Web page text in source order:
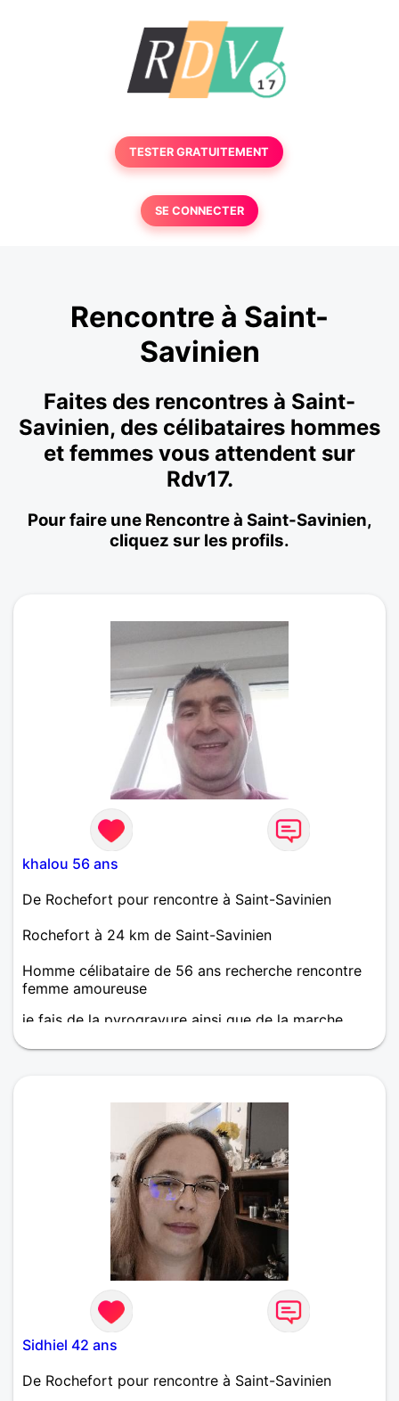
TESTER GRATUITEMENT
SE CONNECTER
Rencontre à Saint-
Savinien
Faites des rencontres à Saint-
Savinien, des célibataires hommes
et femmes vous attendent sur
Rdv17.
Pour faire une Rencontre à Saint-Savinien,
cliquez sur les profils.
khalou 56 ans
De Rochefort pour rencontre à Saint-Savinien
Rochefort à 24 km de Saint-Savinien
Homme célibataire de 56 ans recherche rencontre
femme amoureuse
je fais de la pyrogravure ainsi que de la marche
Sidhiel 42 ans
De Rochefort pour rencontre à Saint-Savinien